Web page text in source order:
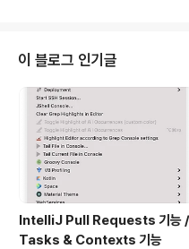
하는 것은 왜 람다를 쓰는지? 왜 스트림
다. 스트림을 써야하는 이유가 무엇일
언어적 한계를 향상시킨 API라고 설
바로는 그렇다. 왜냐하면, Stream
eam API가 존재하는..
이 블로그 인기글
IntelliJ Pull Requests 기능 /
Tasks & Contexts 기능